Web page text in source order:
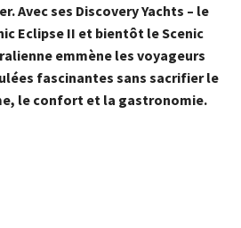
Avec ses Discovery Yachts – le
Eclipse II et bientôt le Scenic
emmène les voyageurs
fascinantes sans sacrifier le
le confort et la gastronomie.